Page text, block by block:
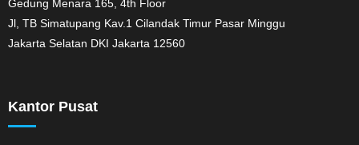
Gedung Menara 165, 4th Floor
Jl, TB Simatupang Kav.1 Cilandak Timur Pasar Minggu
Jakarta Selatan DKI Jakarta 12560
Kantor Pusat